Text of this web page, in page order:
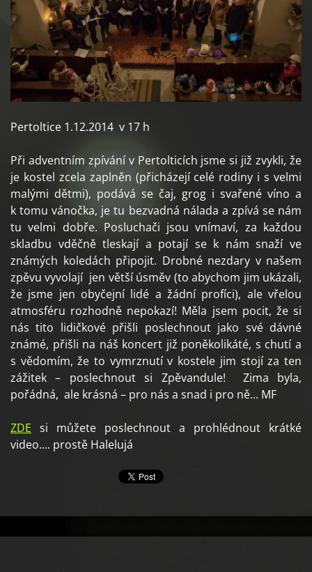
Pertoltice 1.12.2014 v 17 h
Při adventním zpívání v Pertolticích jsme si již zvykli, že
je kostel zcela zaplněn (přicházejí celé rodiny i s velmi
malými dětmi), podává se čaj, grog i svařené víno a
k tomu vánočka, je tu bezvadná nálada a zpívá se nám
tu velmi dobře. Posluchači jsou vnímaví, za každou
skladbu vděčně tleskají a potají se k nám snaží ve
známých koledách připojit. Drobné nezdary v našem
zpěvu vyvolají jen větší úsměv (to abychom jim ukázali,
že jsme jen obyčejní lidé a žádní profíci), ale vřelou
atmosféru rozhodně nepokazí! Měla jsem pocit, že si
nás tito lidičkové přišli poslechnout jako své dávné
známé, přišli na náš koncert již poněkolikáté, s chutí a
s vědomím, že to vymrznutí v kostele jim stojí za ten
zážitek – poslechnout si Zpěvandule! Zima byla,
pořádná, ale krásná – pro nás a snad i pro ně... MF
ZDE si můžete poslechnout a prohlédnout krátké
video.... prostě Halelujá